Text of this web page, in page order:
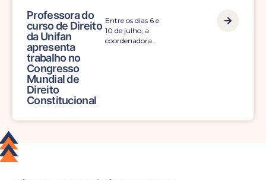
Professora do
curso de Direito
da Unifan
apresenta
trabalho no
Congresso
Mundial de
Direito
Constitucional
Entre os dias 6 e
10 de julho, a
coordenadora…